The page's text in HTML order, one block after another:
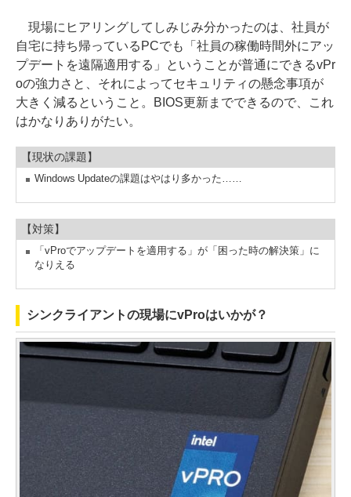
現場にヒアリングしてしみじみ分かったのは、社員が
自宅に持ち帰っているPCでも「社員の稼働時間外にアッ
プデートを遠隔適用する」ということが普通にできるvPr
oの強力さと、それによってセキュリティの懸念事項が
大きく減るということ。BIOS更新までできるので、これ
はかなりありがたい。
【現状の課題】
Windows Updateの課題はやはり多かった……
【対策】
「vProでアップデートを適用する」が「困った時の解決策」に
なりえる
シンクライアントの現場にvProはいかが？